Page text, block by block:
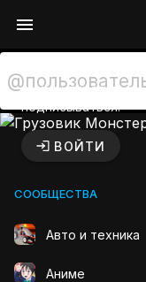
комментировать и
подписываться.
ВОЙТИ
СООБЩЕСТВА
Авто и техника
Аниме
Грузовик